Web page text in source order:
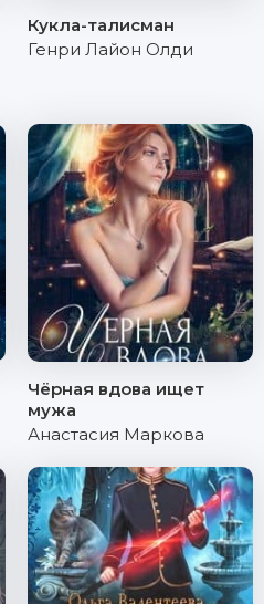
Кукла-талисман
Генри Лайон Олди
Чёрная вдова ищет
мужа
Анастасия Маркова